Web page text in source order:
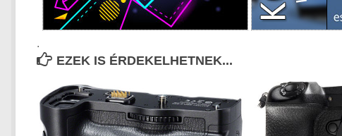
.
EZEK IS ÉRDEKELHETNEK...